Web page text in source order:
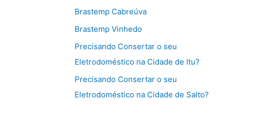
Brastemp Cabreúva
Brastemp Vinhedo
Precisando Consertar o seu
Eletrodoméstico na Cidade de Itu?
Precisando Consertar o seu
Eletrodoméstico na Cidade de Salto?